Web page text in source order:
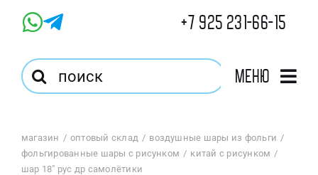
+7 925 231-66-15
Результат
поиска:
Меню
Магазин
магазин оптовый склад
воздушные шары из фольги
фольгированные шары с рисунком
китай с рисунком
шар 18″ рус др самолётики